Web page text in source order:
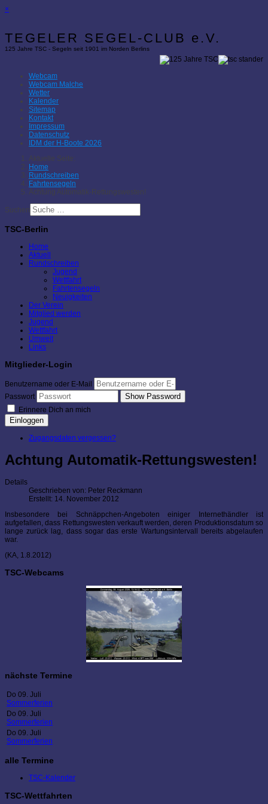
×
TEGELER SEGEL-CLUB e.V.
125 Jahre TSC - Segeln seit 1901 im Norden Berlins
Webcam
Webcam Malche
Wetter
Kalender
Sitemap
Kontakt
Impressum
Datenschutz
IDM der H-Boote 2026
Aktuelle Seite:
Home
Rundschreiben
Fahrtensegeln
Achtung Automatik-Rettungswesten!
Suchen
TSC-Berlin
Home
Aktuell
Rundschreiben
Jugend
Wettfahrt
Fahrtensegeln
Neuigkeiten
Der Verein
Mitglied werden
Jugend
Wettfahrt
Umwelt
Links
Mitglieder-Login
Benutzername oder E-Mail
Passwort
Show Password
Erinnere Dich an mich
Einloggen
Zugangsdaten vergessen?
Achtung Automatik-Rettungswesten!
Details
Geschrieben von: Peter Reckmann
Erstellt: 14. November 2012
Insbesondere bei Schnäppchen-Angeboten einiger Internethändler ist
aufgefallen, dass Rettungswesten verkauft werden, deren Produktionsdatum so
lange zurück lag, dass sogar das erste Wartungsintervall bereits abgelaufen
war.
(KA, 1.8.2012)
TSC-Webcams
nächste Termine
Do 09. Juli
Sommerferien
Do 09. Juli
Sommerferien
Do 09. Juli
Sommerferien
alle Termine
TSC-Kalender
TSC-Wettfahrten